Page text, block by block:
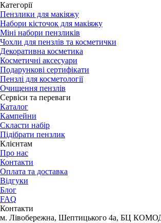
Категорії
Пензлики для макіяжу
Набори кісточок для макіяжу
Міні набори пензликів
Чохли для пензлів та косметички
Декоративна косметика
Косметичні аксесуари
Подарункові сертифікати
Пензлі для косметології
Очищення пензлів
Сервіси та переваги
Каталог
Кампейни
Скласти набір
Підібрати пензлик
Клієнтам
Про нас
Контакти
Оплата та доставка
Відгуки
Блог
FAQ
Контакти
м. Лівобережна, Шептицького 4а, БЦ